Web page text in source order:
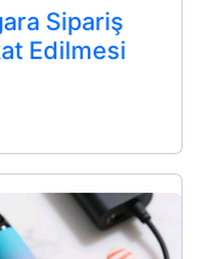
Sipariş
Edilmesi